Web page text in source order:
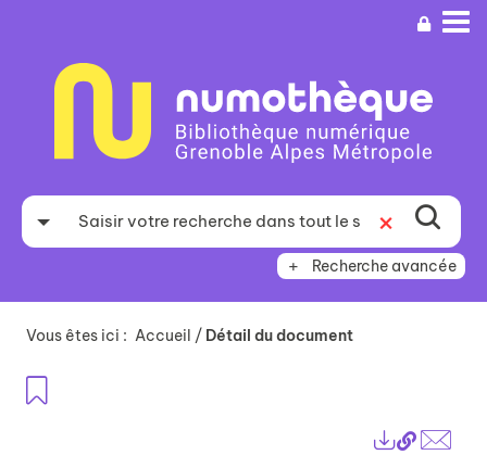
recherche
Recherche avancée
Vous êtes ici : Accueil / Détail du document
Lien